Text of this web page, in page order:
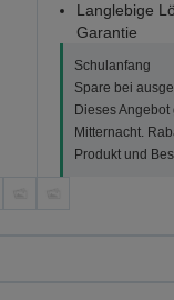
Langlebige
Garantie
Schulanfang
Spare bei
Dieses
Mitternacht.
Produkt und